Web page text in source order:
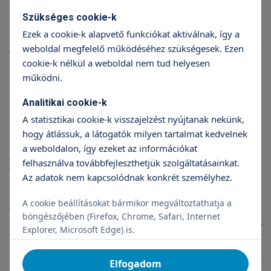
Fül-orr-gégész szakorvosunk alapos vizsgálatot végez a
kórházunkban jelentkező betegeknél, megtekinti az orr, az
orrgarat, a garat és a gége állapotát, anatómiai adottságait. A
vizsgálat után javaslatot tesz a horkolás gyógyítására. Ha
orrsövényferdülés az ok, orrsövény műtétet javasol. Ha a
lágyrészek anatómiai eltérését találja okként, a legjobb
Kulcs a csendes alváshoz:
rádiofrekvencia
A rádiófrekvenciás beavatkozás titka, hogy a nyálkahártyába
vezetett finom elektródákkal a szöveteket 80 fokra melegítjük,
amely a szövetek átalakulását idézik elő, és ezáltal a
lágyszájpad és a garat feszesebb lesz, a légutak szabaddá
válnak. A beavatkozást altatásban végezzük, előtte a szokásos
kivizsgálásra (vérvétel, mellkas röntgen, EKG vizsgálat, altató
orvosi konzultáció) van szükség. A beavatkozás után a erős
torokfájást érez a beteg 1-2 hétig. A kezdeti időszakban a
szövetek átmenetileg megduzzadnak, ezért a horkolás sokszor
Szükséges cookie-k
Ezek a cookie-k alapvető funkciókat aktiválnak, így a
weboldal megfelelő működéséhez szükségesek. Ezen
cookie-k nélkül a weboldal nem tud helyesen
működni.
Analitikai cookie-k
A statisztikai cookie-k visszajelzést nyújtanak nekünk,
hogy átlássuk, a látogatók milyen tartalmat kedvelnek
a weboldalon, így ezeket az információkat
felhasználva továbbfejleszthetjük szolgáltatásainkat.
Az adatok nem kapcsolódnak konkrét személyhez.
A cookie beállításokat bármikor megváltoztathatja a
böngészőjében (Firefox, Chrome, Safari, Internet
Explorer, Microsoft Edge) is.
Elfogadom